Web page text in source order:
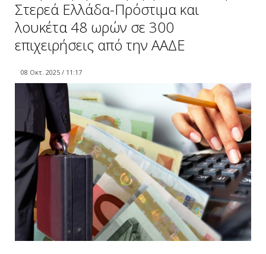
Στερεά Ελλάδα-Πρόστιμα και
λουκέτα 48 ωρών σε 300
επιχειρήσεις από την ΑΑΔΕ
08 Οκτ. 2025 / 11:17